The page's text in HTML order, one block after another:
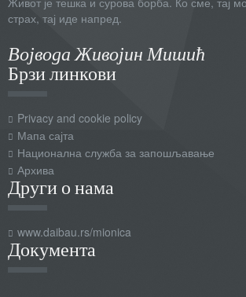
страх, тај иде напред.
Војвода Живојин Мишић
Брзи линкови
Privacy and cookie policy
Мапа сајта
Национална служба за запошљавање
Архива
Други о нама
www.daibau.rs/mionica
Документа